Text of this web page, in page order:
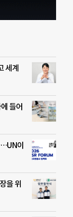
세계
들어
이
을 위